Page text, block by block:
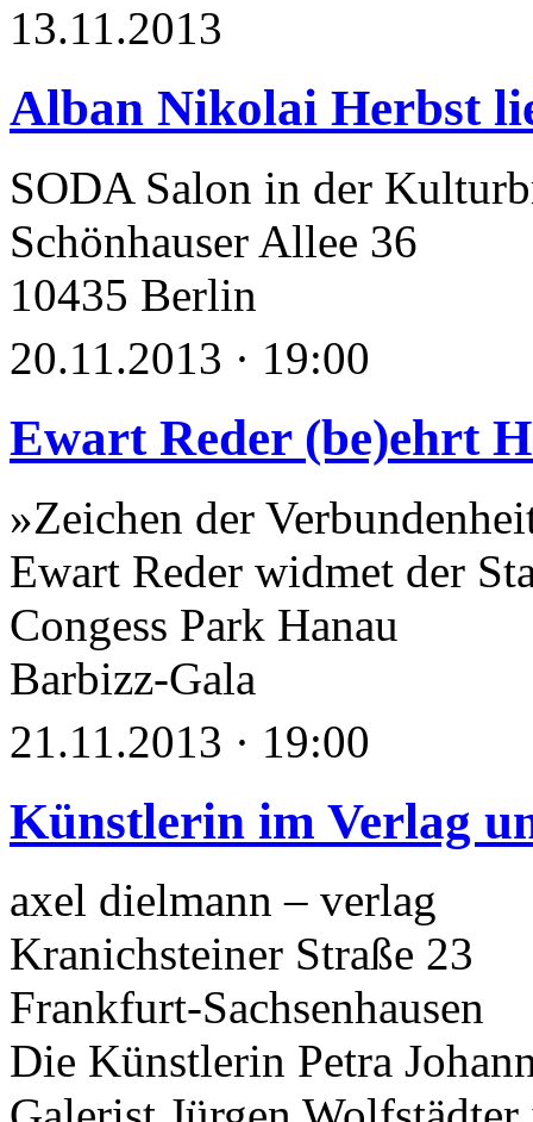
13.11.2013
Alban Nikolai Herbst
SODA Salon in der
Schönhauser Allee 36
10435 Berlin
20.11.2013 · 19:00
Ewart Reder (be)ehrt
»Zeichen der
Ewart Reder widmet der
Congess Park Hanau
Barbizz-Gala
21.11.2013 · 19:00
Künstlerin im Verlag
axel dielmann – verlag
Kranichsteiner Straße 23
Frankfurt-Sachsenhausen
Die Künstlerin Petra